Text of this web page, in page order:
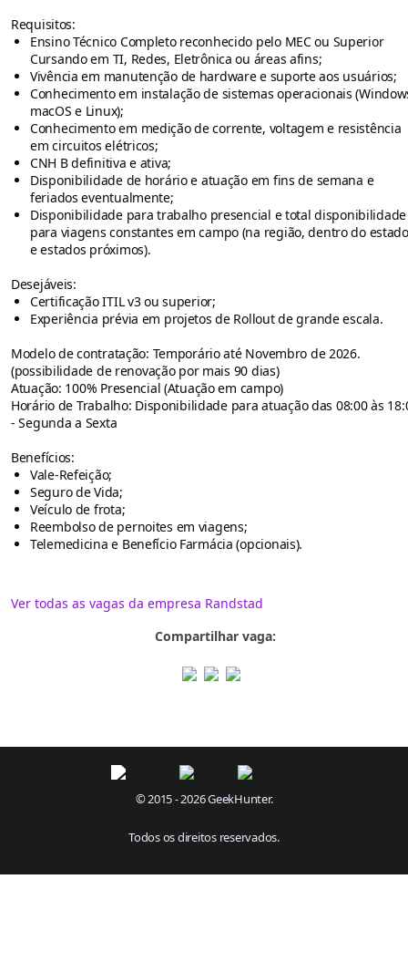
Requisitos:
Ensino Técnico Completo reconhecido pelo MEC ou Superior
Cursando em TI, Redes, Eletrônica ou áreas afins;
Vivência em manutenção de hardware e suporte aos usuários;
Conhecimento em instalação de sistemas operacionais
macOS e Linux);
Conhecimento em medição de corrente, voltagem e resistência
em circuitos elétricos;
CNH B definitiva e ativa;
Disponibilidade de horário e atuação em fins de semana e
feriados eventualmente;
Disponibilidade para trabalho presencial e total disponibilidade
para viagens constantes em campo (na região, dentro do estado
e estados próximos).
Desejáveis:
Certificação ITIL v3 ou superior;
Experiência prévia em projetos de Rollout de grande escala.
Modelo de contratação: Temporário até Novembro de 2026.
(possibilidade de renovação por mais 90 dias)
Atuação: 100% Presencial (Atuação em campo)
Horário de Trabalho: Disponibilidade para atuação das 08:00 às
- Segunda a Sexta
Benefícios:
Vale-Refeição;
Seguro de Vida;
Veículo de frota;
Reembolso de pernoites em viagens;
Telemedicina e Benefício Farmácia (opcionais).
Ver todas as vagas da empresa Randstad
Compartilhar vaga:
© 2015 - 2026 GeekHunter.
Todos os direitos reservados.